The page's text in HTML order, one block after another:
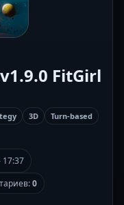
FitGirl
3D
Turn-based
17:37
0